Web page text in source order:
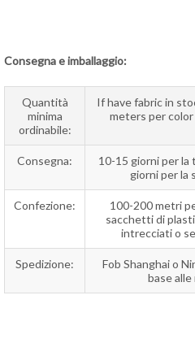
Consegna e imballaggio:
Quantità
minima
ordinabile:
If have fabric in
meters per
Consegna:
10-15 giorni per
giorni per la
Confezione:
100-200 metri
sacchetti di
intrecciati o
Spedizione:
Fob Shanghai o
base